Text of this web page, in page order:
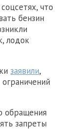
что
бензин
лодок
заявили,
обращения
запреты